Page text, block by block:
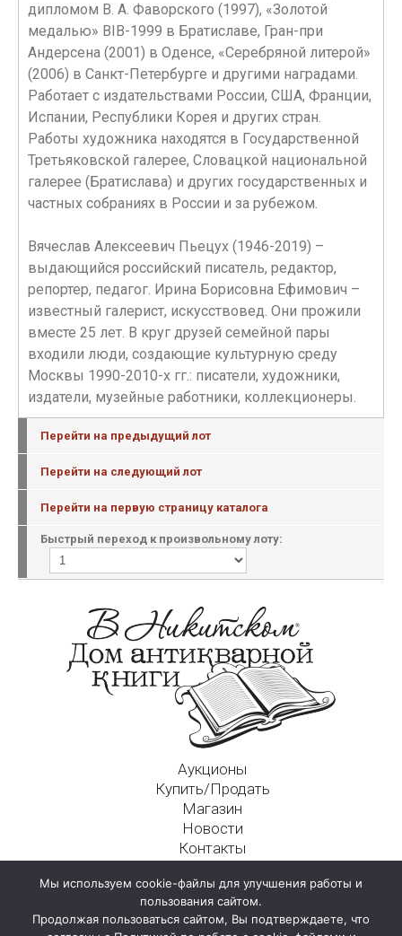
дипломом В. А. Фаворского (1997), «Золотой
медалью» BIB-1999 в Братиславе, Гран-при
Андерсена (2001) в Оденсе, «Серебряной литерой»
(2006) в Санкт-Петербурге и другими наградами.
Работает с издательствами России, США, Франции,
Испании, Республики Корея и других стран.
Работы художника находятся в Государственной
Третьяковской галерее, Словацкой национальной
галерее (Братислава) и других государственных и
частных собраниях в России и за рубежом.
Вячеслав Алексеевич Пьецух (1946-2019) –
выдающийся российский писатель, редактор,
репортер, педагог. Ирина Борисовна Ефимович –
известный галерист, искусствовед. Они прожили
вместе 25 лет. В круг друзей семейной пары
входили люди, создающие культурную среду
Москвы 1990-2010-х гг.: писатели, художники,
издатели, музейные работники, коллекционеры.
Перейти на предыдущий лот
Перейти на следующий лот
Перейти на первую страницу каталога
Быстрый переход к произвольному лоту:
Аукционы
Купить/Продать
Магазин
Новости
Контакты
125009, г. Москва, Никитский пер., д. 4а, стр. 1
Мы используем cookie-файлы для улучшения работы и
пользования сайтом.
Продолжая пользоваться сайтом, Вы подтверждаете, что